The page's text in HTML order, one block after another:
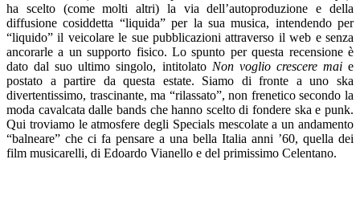
ha scelto (come molti altri) la via dell’autoproduzione e della
diffusione cosiddetta “liquida” per la sua musica, intendendo per
“liquido” il veicolare le sue pubblicazioni attraverso il web e senza
ancorarle a un supporto fisico. Lo spunto per questa recensione è
dato dal suo ultimo singolo, intitolato Non voglio crescere maie
postato a partire da questa estate. Siamo di fronte a uno ska
divertentissimo, trascinante, ma “rilassato”, non frenetico secondo la
moda cavalcata dalle bands che hanno scelto di fondere ska e punk.
Qui troviamo le atmosfere degli Specials mescolate a un andamento
“balneare” che ci fa pensare a una bella Italia anni ’60, quella dei
film musicarelli, di Edoardo Vianello e del primissimo Celentano.